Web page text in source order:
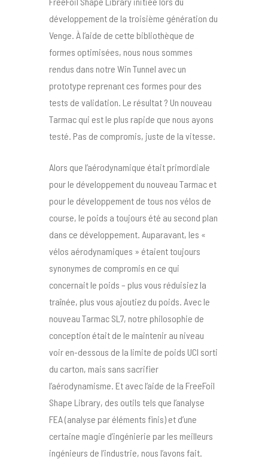
développement de la troisième génération du
Venge. À l’aide de cette bibliothèque de
formes optimisées, nous nous sommes
rendus dans notre Win Tunnel avec un
prototype reprenant ces formes pour des
tests de validation. Le résultat ? Un nouveau
Tarmac qui est le plus rapide que nous ayons
testé. Pas de compromis, juste de la vitesse.
Alors que l’aérodynamique était primordiale
pour le développement du nouveau Tarmac et
pour le développement de tous nos vélos de
course, le poids a toujours été au second plan
dans ce développement. Auparavant, les «
vélos aérodynamiques » étaient toujours
synonymes de compromis en ce qui
concernait le poids – plus vous réduisiez la
traînée, plus vous ajoutiez du poids. Avec le
nouveau Tarmac SL7, notre philosophie de
conception était de le maintenir au niveau
voir en-dessous de la limite de poids UCI sorti
du carton, mais sans sacrifier
l’aérodynamisme. Et avec l’aide de la FreeFoil
Shape Library, des outils tels que l’analyse
FEA (analyse par éléments finis) et d’une
certaine magie d’ingénierie par les meilleurs
ingénieurs de l’industrie, nous l’avons fait.